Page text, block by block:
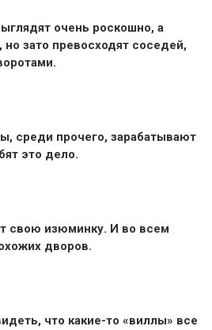
очень роскошно, а
зато превосходят соседей,
среди прочего, зарабатывают
это дело.
свою изюминку. И во всем
дворов.
что какие-то «виллы» все